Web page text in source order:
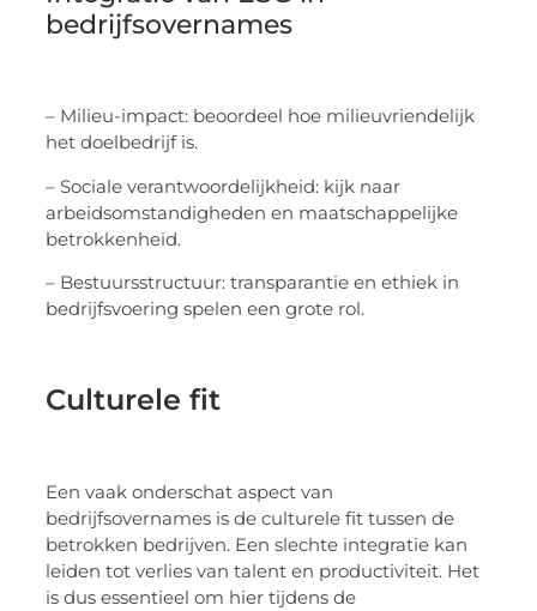
bedrijfsovernames
– Milieu-impact: beoordeel hoe milieuvriendelijk
het doelbedrijf is.
– Sociale verantwoordelijkheid: kijk naar
arbeidsomstandigheden en maatschappelijke
betrokkenheid.
– Bestuursstructuur: transparantie en ethiek in
bedrijfsvoering spelen een grote rol.
Culturele fit
Een vaak onderschat aspect van
bedrijfsovernames is de culturele fit tussen de
betrokken bedrijven. Een slechte integratie kan
leiden tot verlies van talent en productiviteit. Het
is dus essentieel om hier tijdens de